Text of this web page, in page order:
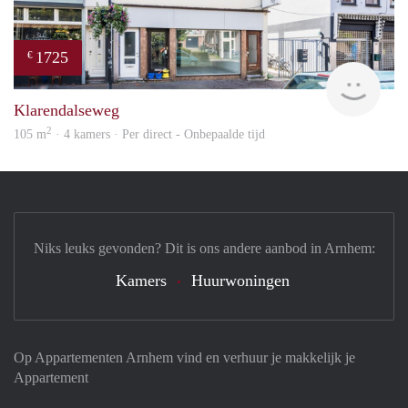
€ 1725
Klarendalseweg
105 m2 · 4 kamers · Per direct - Onbepaalde tijd
Op Appartementen Arnhem vind en verhuur je makkelijk je
Appartement
Niks leuks gevonden? Dit is ons andere aanbod in Arnhem:
Kamers Huurwoningen